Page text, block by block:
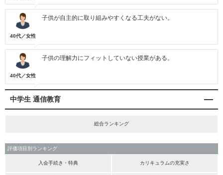
40代／女性
子供が自主的に取り組みやすくなる工夫がない。
40代／女性
子供の理解力にフィットしていない授業がある。
中学生 通信教育
総合ランキング
評価項目別ランキング
入会手続き・特典 カリキュラムの充実さ